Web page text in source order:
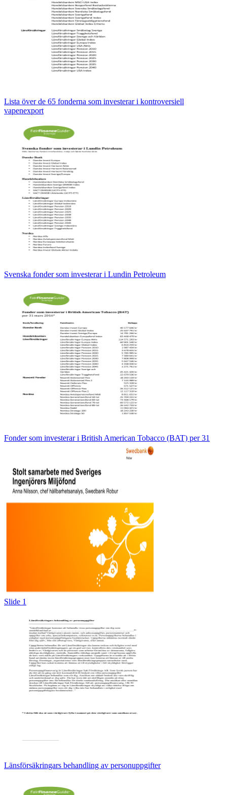
Lista över de 65 fonderna som investerar i kontroversiell
vapenexport
Svenska fonder som investerar i Lundin Petroleum
Fonder som investerar i British American Tobacco (BAT) per 31
Slide 1
Länsförsäkringars behandling av personuppgifter